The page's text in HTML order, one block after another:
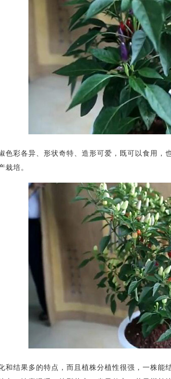
彩各异、形状奇特、造形可爱，既可以食用，
栽培。
结果多的特点，而且植株分植性很强，一株能